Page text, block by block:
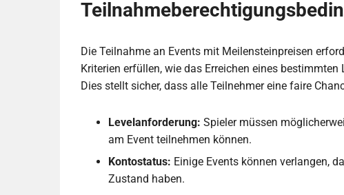
Die Teilnahme an Events mit Meilensteinpreisen
Kriterien erfüllen, wie das Erreichen eines
Dies stellt sicher, dass alle Teilnehmer eine faire
Levelanforderung: Spieler müssen
am Event teilnehmen können.
Kontostatus: Einige Events können verlangen,
Zustand haben.